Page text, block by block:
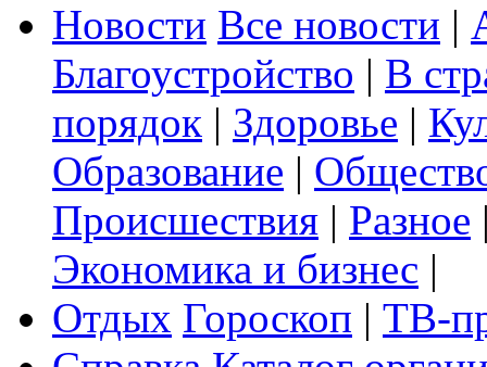
Новости Все новости |
Благоустройство | В
порядок | Здоровье |
Образование |
Происшествия | Разное
Экономика и бизнес |
Отдых Гороскоп | ТВ-